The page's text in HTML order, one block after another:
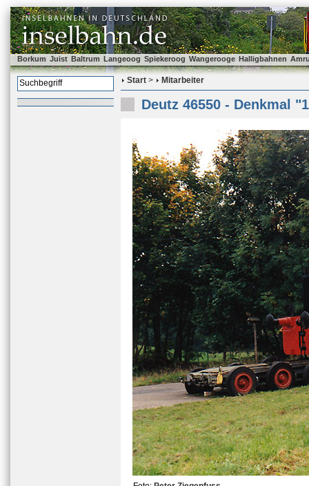
Borkum Juist Baltrum Langeoog Spiekeroog Wangerooge Halligbahnen
Start > Mitarbeiter
Deutz 46550 - Denkmal